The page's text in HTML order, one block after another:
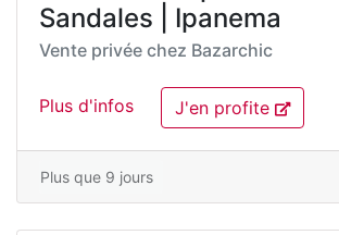
Sandales | Ipanema
Vente privée chez Bazarchic
Plus d'infos J'en profite
Plus que 9 jours